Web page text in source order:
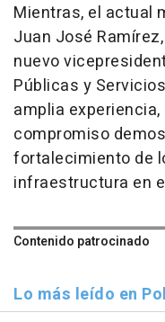
Mientras, el actual
Juan José
nuevo
Públicas y
amplia
compromiso
fortalecimiento de
infraestructura en
Contenido patrocinado
Lo más leído en